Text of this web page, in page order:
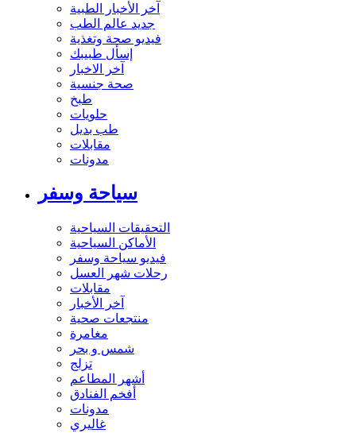
آخر الأخبار الطبية
جديد عالم الطب
فيديو صحة وتغذية
إسأل طبيبك
آخر الاخبار
صحة جنسية
طبخ
حلويات
طب بديل
مقابلات
مدونات
سياحة وسفر
التحقيقات السياحية
الأماكن السياحية
فيديو سياحة وسفر
رحلات شهر العسل
مقابلات
آخر الأخبار
منتجعات صحية
مغامرة
شمس و بحر
تزلج
أشهر المطاعم
أفخم الفنادق
مدونات
غاليري